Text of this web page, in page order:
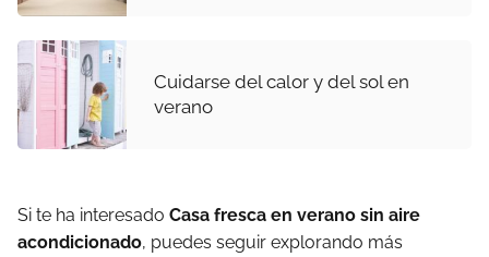
Cuidarse del calor y del sol en
verano
Si te ha interesado Casa fresca en verano sin aire
acondicionado, puedes seguir explorando más